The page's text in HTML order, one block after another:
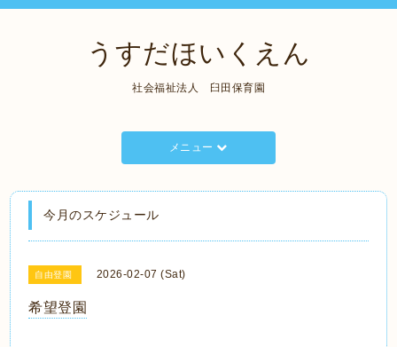
うすだほいくえん
社会福祉法人 臼田保育園
メニュー
今月のスケジュール
自由登園 2026-02-07 (Sat)
希望登園